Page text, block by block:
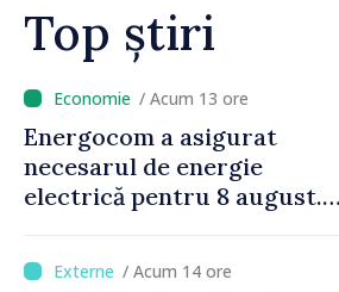
Top știri
/ Acum 14 minute
Alertă aeriană în Ucraina:
Circulația pe podul Maiaki–
Udobnoe, suspendată
/ Acum 14 ore